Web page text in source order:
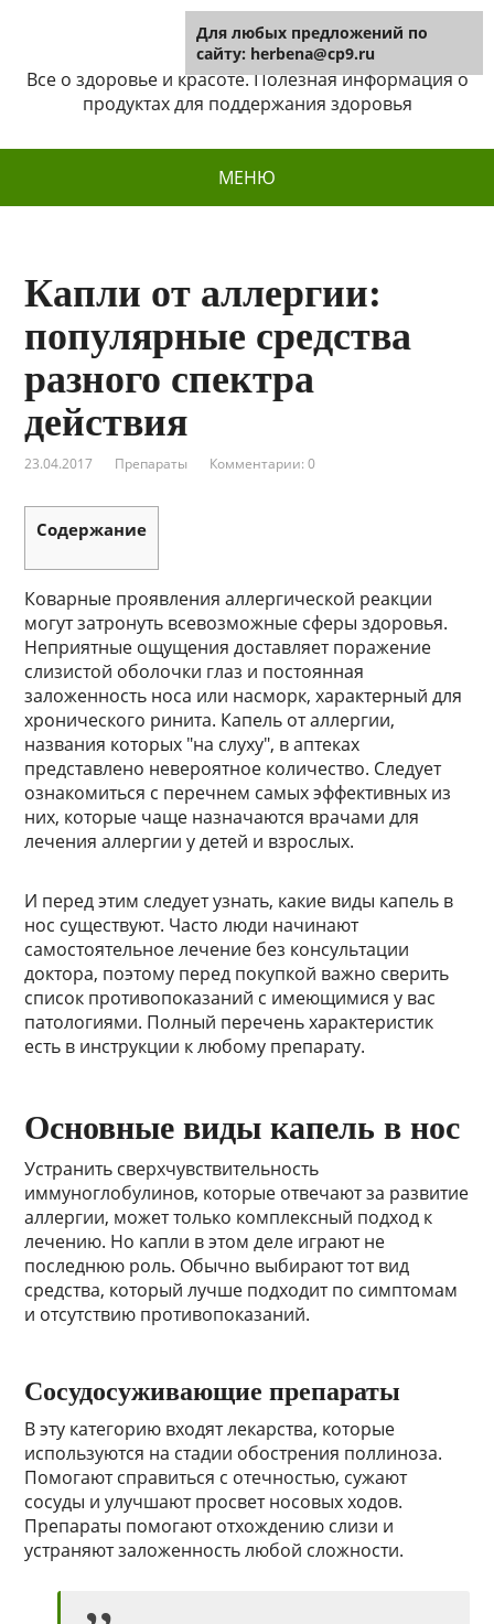
Herbena
Все о здоровье и красоте. Полезная информация о
продуктах для поддержания здоровья
МЕНЮ
Капли от аллергии:
популярные средства
разного спектра
действия
23.04.2017 Препараты Комментарии: 0
Содержание
Коварные проявления аллергической реакции
могут затронуть всевозможные сферы здоровья.
Неприятные ощущения доставляет поражение
слизистой оболочки глаз и постоянная
заложенность носа или насморк, характерный для
хронического ринита. Капель от аллергии,
названия которых "на слуху", в аптеках
представлено невероятное количество. Следует
ознакомиться с перечнем самых эффективных из
них, которые чаще назначаются врачами для
лечения аллергии у детей и взрослых.
И перед этим следует узнать, какие виды капель в
нос существуют. Часто люди начинают
самостоятельное лечение без консультации
доктора, поэтому перед покупкой важно сверить
список противопоказаний с имеющимися у вас
патологиями. Полный перечень характеристик
есть в инструкции к любому препарату.
Основные виды капель в нос
Устранить сверхчувствительность
иммуноглобулинов, которые отвечают за развитие
аллергии, может только комплексный подход к
лечению. Но капли в этом деле играют не
последнюю роль. Обычно выбирают тот вид
средства, который лучше подходит по симптомам
и отсутствию противопоказаний.
Сосудосуживающие препараты
В эту категорию входят лекарства, которые
используются на стадии обострения поллиноза.
Помогают справиться с отечностью, сужают
сосуды и улучшают просвет носовых ходов.
Препараты помогают отхождению слизи и
устраняют заложенность любой сложности.
Для любых предложений по
сайту: herbena@cp9.ru